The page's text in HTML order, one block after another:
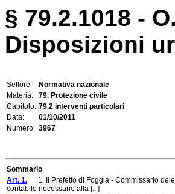
§ 79.2.1018 -
Disposizioni
Settore:
Normativa nazionale
Materia:
79. Protezione civile
Capitolo: 79.2 interventi particolari
Data:
01/10/2011
Numero: 3967
Sommario
Art. 1. 1. Il Prefetto di Foggia - Commissario
contabile necessarie alla [...]